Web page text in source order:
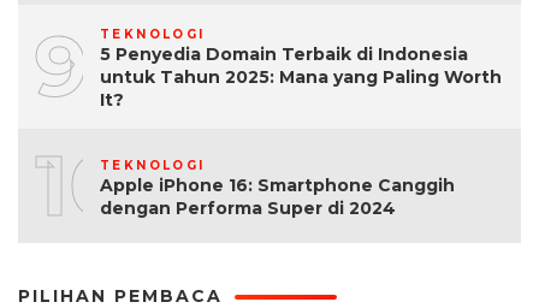
9 TEKNOLOGI
5 Penyedia Domain Terbaik di Indonesia
untuk Tahun 2025: Mana yang Paling Worth
It?
10TEKNOLOGI
Apple iPhone 16: Smartphone Canggih
dengan Performa Super di 2024
PILIHAN PEMBACA